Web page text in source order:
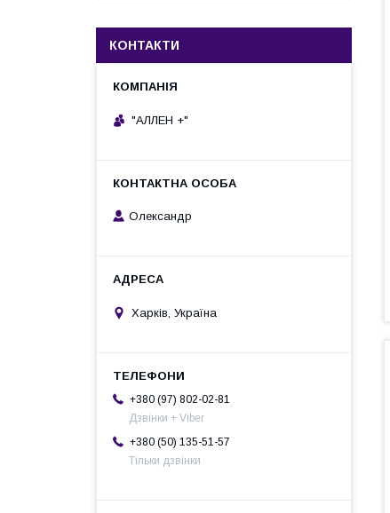
КОНТАКТИ
"АЛЛЕН +"
Олександр
Харків, Україна
+380 (97) 802-02-81
Дзвінки + Viber
+380 (50) 135-51-57
Тільки дзвінки